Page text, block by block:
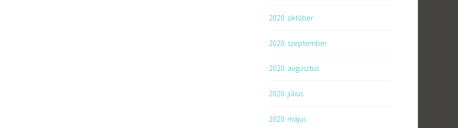
2020. október
2020. szeptember
2020. augusztus
2020. július
2020. május